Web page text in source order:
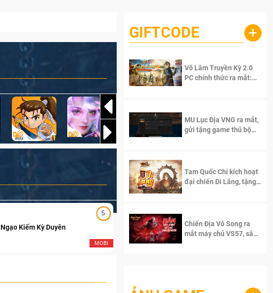
5
MOBI
Ngạo Kiếm Kỳ Duyên Ngạo Thiên Mobile
GIFTCODE +
Võ Lâm Truyền Kỳ 2.0
PC chính thức ra mắt:
MU Lục Địa VNG ra mắt,
gửi tặng game thủ bộ
Tam Quốc Chí kích hoạt
đại chiến Di Lăng, tặng
Chiến Địa Vô Song ra
mắt máy chủ VS57, sân